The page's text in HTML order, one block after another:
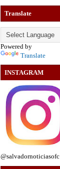
Translate
Powered by
Translate
INSTAGRAM
@salvadornoticiasofc